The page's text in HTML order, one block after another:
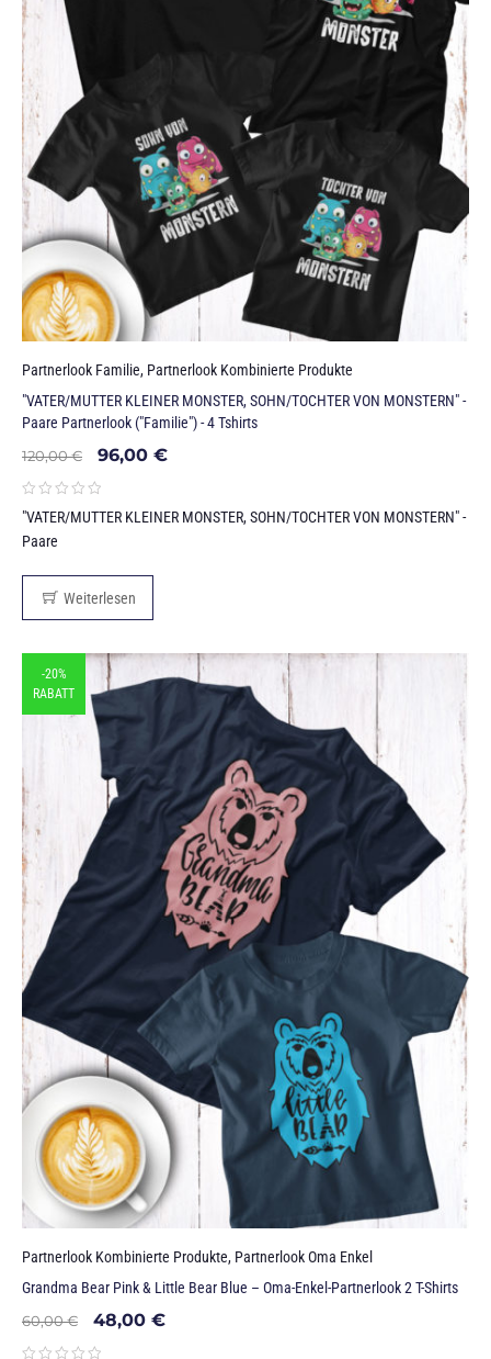
Partnerlook Familie, Partnerlook Kombinierte Produkte
"VATER/MUTTER KLEINER MONSTER, SOHN/TOCHTER VON MONSTERN" -
Paare Partnerlook ("Familie") - 4 Tshirts
120,00€ 96,00 €
"VATER/MUTTER KLEINER MONSTER, SOHN/TOCHTER VON MONSTERN" -
Paare
Weiterlesen
-20%
RABATT
Partnerlook Kombinierte Produkte, Partnerlook Oma Enkel
Grandma Bear Pink & Little Bear Blue – Oma-Enkel-Partnerlook 2 T-Shirts
60,00€ 48,00 €